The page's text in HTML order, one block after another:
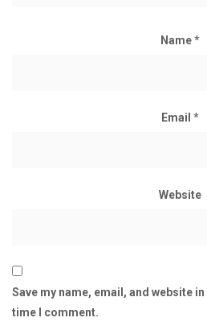
Name*
Email *
Website
Save my name, email, and website
time I comment.